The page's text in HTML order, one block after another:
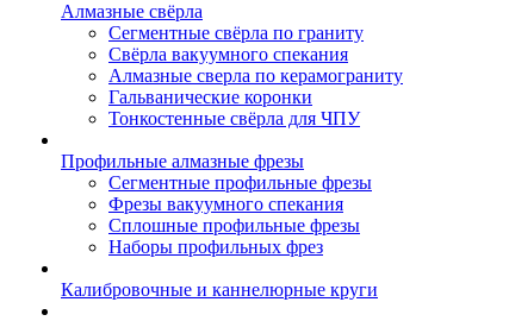
Алмазные свёрла
Сегментные свёрла по граниту
Свёрла вакуумного спекания
Алмазные сверла по керамограниту
Гальванические коронки
Тонкостенные свёрла для ЧПУ
Профильные алмазные фрезы
Сегментные профильные фрезы
Фрезы вакуумного спекания
Сплошные профильные фрезы
Наборы профильных фрез
Калибровочные и каннелюрные круги